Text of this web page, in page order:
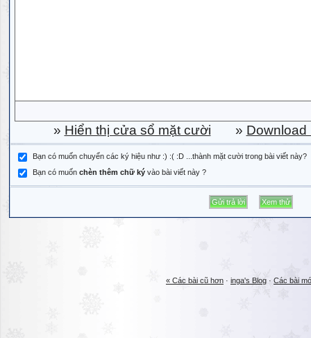
» Hiển thị cửa sổ mặt cười » Download
Bạn có muốn chuyển các ký hiệu như :) :( :D ...thành mặt cười trong bài viết này?
Bạn có muốn chèn thêm chữ ký vào bài viết này ?
« Các bài cũ hơn · inga's Blog · Các bài